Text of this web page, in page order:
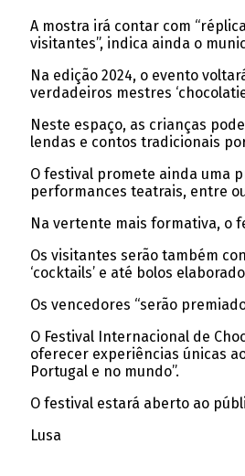
A mostra irá contar com
visitantes”, indica ainda o
Na edição 2024, o evento
verdadeiros mestres
Neste espaço, as crianças
lendas e contos tradicionais
O festival promete ainda uma
performances teatrais, entre
Na vertente mais formativa, o
Os visitantes serão também
‘cocktails’ e até bolos
Os vencedores “serão
O Festival Internacional de
oferecer experiências únicas
Portugal e no mundo”.
O festival estará aberto ao
Lusa